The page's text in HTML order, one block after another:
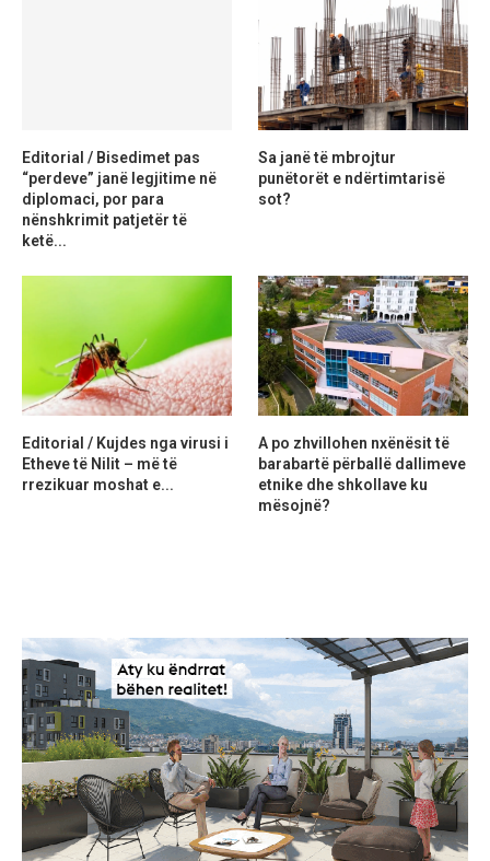
Editorial / Bisedimet pas
“perdeve” janë legjitime në
diplomaci, por para
nënshkrimit patjetër të
ketë...
Sa janë të mbrojtur
punëtorët e ndërtimtarisë
sot?
Editorial / Kujdes nga virusi i
Etheve të Nilit – më të
rrezikuar moshat e...
A po zhvillohen nxënësit të
barabartë përballë dallimeve
etnike dhe shkollave ku
mësojnë?